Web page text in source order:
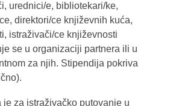
urednici/e, bibliotekari/ke,
direktori/ce književnih kuća,
istraživači/ce književnosti
se u organizaciji partnera ili u
za njih. Stipendija pokriva
za istraživačko putovanje u